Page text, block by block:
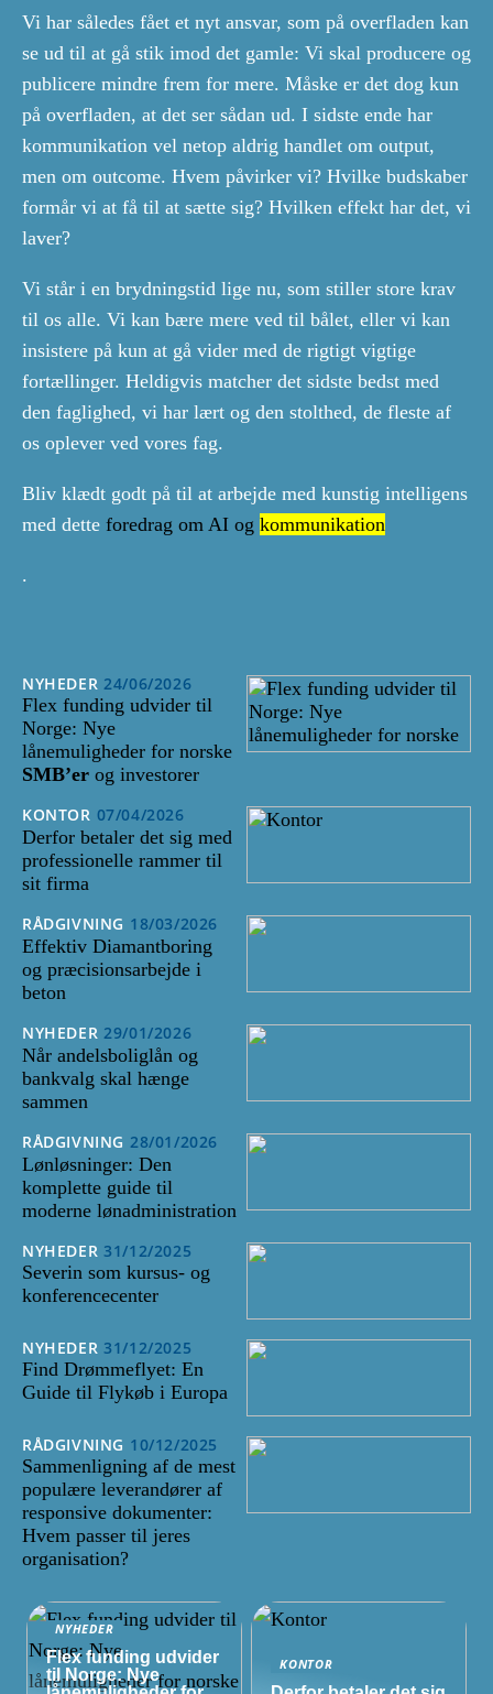
Vi har således fået et nyt ansvar, som på overfladen kan
se ud til at gå stik imod det gamle: Vi skal producere og
publicere mindre frem for mere. Måske er det dog kun
på overfladen, at det ser sådan ud. I sidste ende har
kommunikation vel netop aldrig handlet om output,
men om outcome. Hvem påvirker vi? Hvilke budskaber
formår vi at få til at sætte sig? Hvilken effekt har det, vi
laver?
Vi står i en brydningstid lige nu, som stiller store krav
til os alle. Vi kan bære mere ved til bålet, eller vi kan
insistere på kun at gå vider med de rigtigt vigtige
fortællinger. Heldigvis matcher det sidste bedst med
den faglighed, vi har lært og den stolthed, de fleste af
os oplever ved vores fag.
Bliv klædt godt på til at arbejde med kunstig intelligens
med dette foredrag om AI og kommunikation
.
NYHEDER 24/06/2026
Flex funding udvider til
Norge: Nye
lånemuligheder for norske
SMB’er og investorer
KONTOR 07/04/2026
Derfor betaler det sig med
professionelle rammer til
sit firma
RÅDGIVNING 18/03/2026
Effektiv Diamantboring
og præcisionsarbejde i
beton
NYHEDER 29/01/2026
Når andelsboliglån og
bankvalg skal hænge
sammen
RÅDGIVNING 28/01/2026
Lønløsninger: Den
komplette guide til
moderne lønadministration
NYHEDER 31/12/2025
Severin som kursus- og
konferencecenter
NYHEDER 31/12/2025
Find Drømmeflyet: En
Guide til Flykøb i Europa
RÅDGIVNING 10/12/2025
Sammenligning af de mest
populære leverandører af
responsive dokumenter:
Hvem passer til jeres
organisation?
NYHEDER
Flex funding udvider
til Norge: Nye
KONTOR